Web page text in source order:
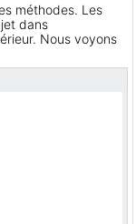
méthodes. Les
dans
Nous voyons